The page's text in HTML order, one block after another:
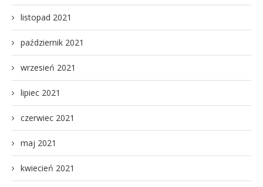
listopad 2021
październik 2021
wrzesień 2021
lipiec 2021
czerwiec 2021
maj 2021
kwiecień 2021